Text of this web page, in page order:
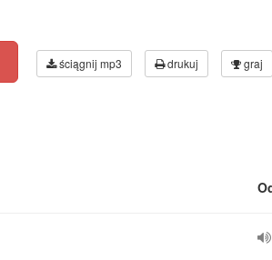
ściągnij mp3 drukuj graj